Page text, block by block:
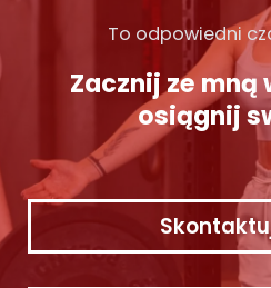
To odpowiedni
Zacznij ze mną
osiągnij